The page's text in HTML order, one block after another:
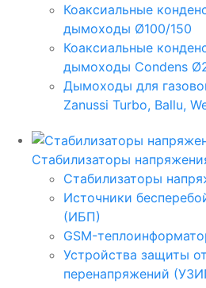
Коаксиальные
дымоходы Ø100/150
Коаксиальные
дымоходы Condens
Дымоходы для
Zanussi Turbo, Ballu,
Стабилизаторы
Стабилизаторы
Источники
(ИБП)
GSM-
Устройства защиты
перенапряжений